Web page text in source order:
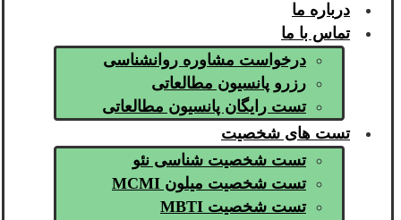
درباره ما
تماس با ما
درخواست مشاوره روانشناسی
رزرو پانسیون مطالعاتی
تست رایگان پانسیون مطالعاتی
تست های شخصیت
تست شخصیت شناسی نئو
تست شخصیت میلون MCMI
تست شخصیت MBTI